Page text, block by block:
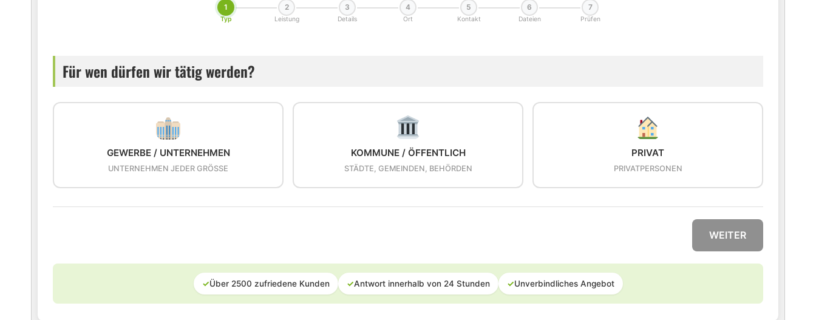
1
Typ
2
Leistung
3
Details
4
Ort
5
Kontakt
6
Dateien
7
Prüfen
Für wen dürfen wir tätig werden?
GEWERBE / UNTERNEHMEN
UNTERNEHMEN JEDER GRÖSSE
KOMMUNE / ÖFFENTLICH
STÄDTE, GEMEINDEN, BEHÖRDEN
PRIVAT
PRIVATPERSONEN
WEITER
✓Über 2500 zufriedene Kunden ✓Antwort innerhalb von 24 Stunden ✓Unverbindliches Angebot